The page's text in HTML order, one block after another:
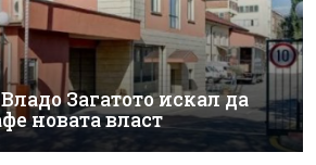
Загатото искал да
новата власт